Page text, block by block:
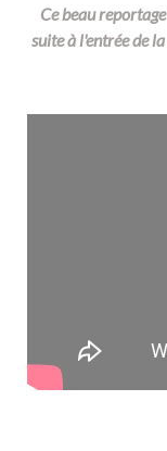
Ce beau
suite à l'entrée de